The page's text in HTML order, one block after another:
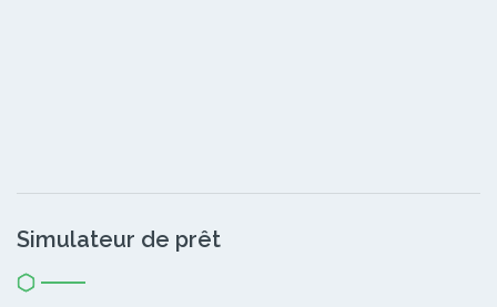
Simulateur de prêt